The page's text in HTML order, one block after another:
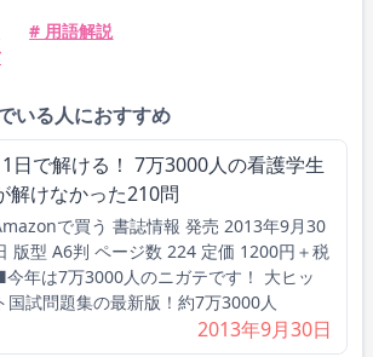
# 用語解説
いる人におすすめ
日で解ける！ 7万3000人の看護学生
解けなかった210問
で買う 書誌情報 発売 2013年9月30
版型 A6判 ページ数 224 定価 1200円＋税
年は7万3000人のニガテです！ 大ヒッ
国試問題集の最新版！約7万3000人
2013年9月30日